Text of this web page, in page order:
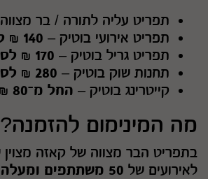
תפריט עליה לתורה / בר
תפריט אירועי בוטיק – 140 ₪ לסועד
תפריט גריל בוטיק – 170 ₪ לסועד
תחנות שוק בוטיק – 280 ₪ לסועד
קייטרינג בוטיק – החל מ־80 ₪ לסועד
מה המינימום להזמנה?
בתפריט הבר מצווה של קאזה
לאירועים של 50 משתתפים ומעלה